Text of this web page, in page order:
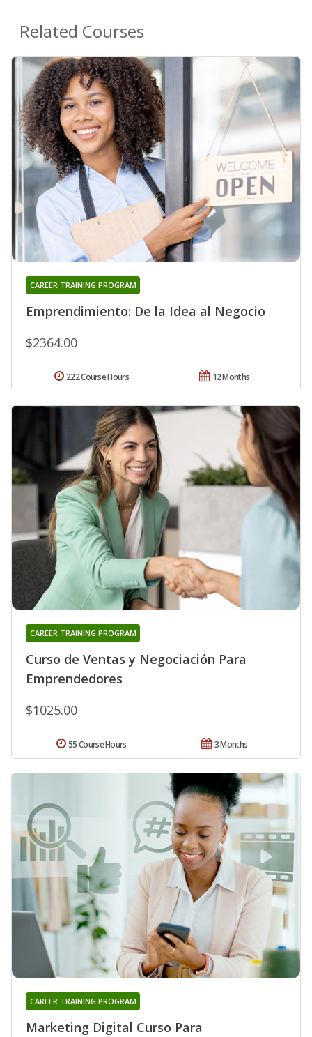
Related Courses
Emprendimiento: De la Idea al Negocio
CAREER TRAINING PROGRAM
$2364.00
12 Months
222 Course Hours
Curso de Ventas y Negociación Para
Emprendedores
CAREER TRAINING PROGRAM
$1025.00
3 Months
55 Course Hours
Marketing Digital Curso Para
CAREER TRAINING PROGRAM